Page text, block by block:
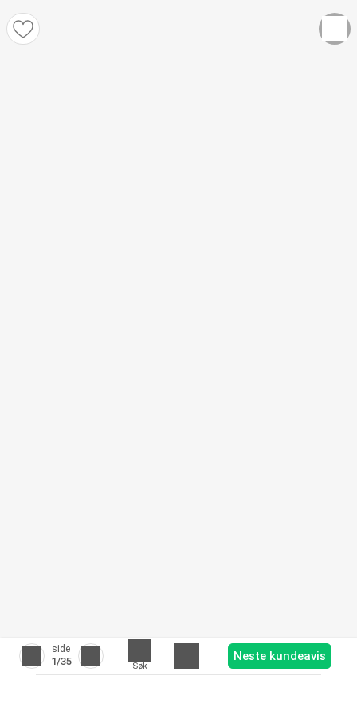
side
1/35 Søk
Neste kundeavis